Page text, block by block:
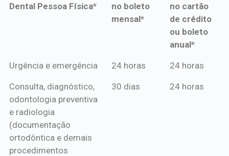
Dental Pessoa Física*
no boleto
mensal*
no cartão
de crédito
ou boleto
anual*
*Procedimentos Amil
*Pagamento
mensal*
*Pagamento
de crédito
Urgência e emergência 24 horas 24 horas
Consulta, diagnóstico,
odontologia preventiva
e radiologia
(documentação
ortodôntica e demais
procedimentos
30 dias 24 horas